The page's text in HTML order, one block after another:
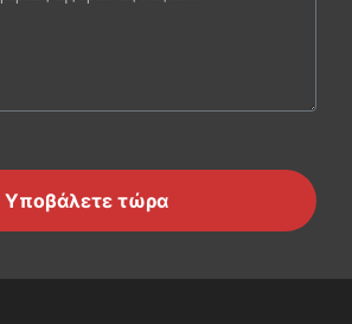
Υποβάλετε τώρα